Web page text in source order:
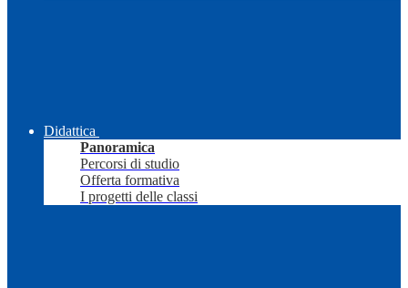
Didattica
Panoramica
Percorsi di studio
Offerta formativa
I progetti delle classi